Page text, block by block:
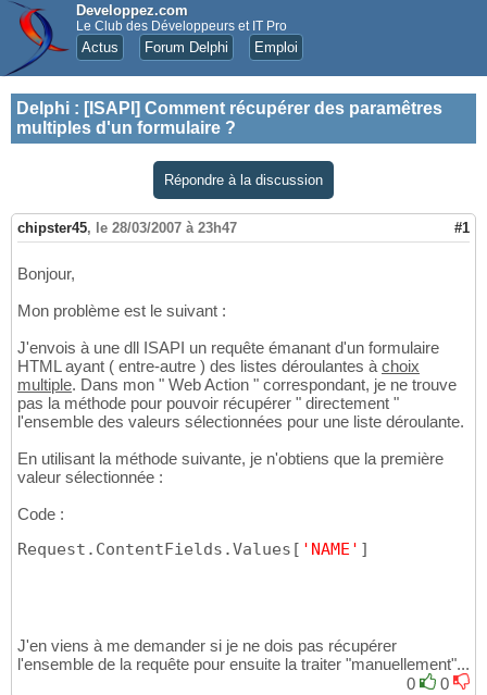
Developpez.com
Le Club des Développeurs et IT Pro
Actus Forum Delphi Emploi
Delphi : [ISAPI] Comment récupérer des paramêtres
multiples d'un formulaire ?
Répondre à la discussion
chipster45, le 28/03/2007 à 23h47 #1
Bonjour,
Mon problème est le suivant :
J'envois à une dll ISAPI un requête émanant d'un formulaire
HTML ayant ( entre-autre ) des listes déroulantes à choix
multiple. Dans mon " Web Action " correspondant, je ne trouve
pas la méthode pour pouvoir récupérer " directement "
l'ensemble des valeurs sélectionnées pour une liste déroulante.
En utilisant la méthode suivante, je n'obtiens que la première
valeur sélectionnée :
Code :
Request.ContentFields.Values [ 'NAME' ]
J'en viens à me demander si je ne dois pas récupérer
l'ensemble de la requête pour ensuite la traiter "manuellement"...
0
0